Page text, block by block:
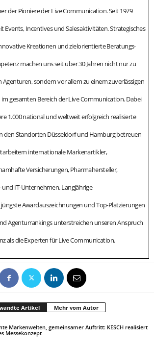
der Pioniere der Live Communication. Seit 1979
Events, Incentives und Salesaktivitäten. Strategisches
Kreationen und zielorientierte Beratungs-
machen uns seit über 30 Jahren nicht nur zu
sondern vor allem zu einem zuverlässigen
gesamten Bereich der Live Communication. Dabei
1.000 national und weltweit erfolgreich realisierte
den Standorten Düsseldorf und Hamburg betreuen
internationale Markenartikler,
Versicherungen, Pharmahersteller,
IT-Unternehmen. Langjährige
Awardauszeichnungen und Top-Platzierungen
Agenturrankings unterstreichen unseren Anspruch
als die Experten für Live Communication.
Artikel Mehr vom Autor
Markenwelten, gemeinsamer Auftritt: KESCH realisiert
Messekonzept